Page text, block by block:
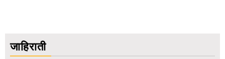
जाहिराती